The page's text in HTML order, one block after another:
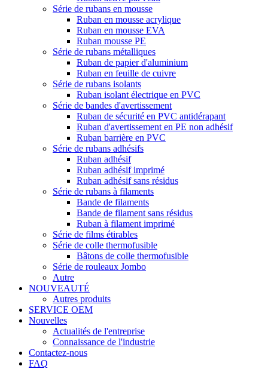
Série de rubans en mousse
Ruban en mousse acrylique
Ruban en mousse EVA
Ruban mousse PE
Série de rubans métalliques
Ruban de papier d'aluminium
Ruban en feuille de cuivre
Série de rubans isolants
Ruban isolant électrique en PVC
Série de bandes d'avertissement
Ruban de sécurité en PVC antidérapant
Ruban d'avertissement en PE non adhésif
Ruban barrière en PVC
Série de rubans adhésifs
Ruban adhésif
Ruban adhésif imprimé
Ruban adhésif sans résidus
Série de rubans à filaments
Bande de filaments
Bande de filament sans résidus
Ruban à filament imprimé
Série de films étirables
Série de colle thermofusible
Bâtons de colle thermofusible
Série de rouleaux Jombo
Autre
NOUVEAUTÉ
Autres produits
SERVICE OEM
Nouvelles
Actualités de l'entreprise
Connaissance de l'industrie
Contactez-nous
FAQ